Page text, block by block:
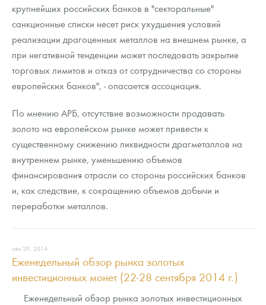
крупнейших российских банков в "секторальные"
санкционные списки несет риск ухудшения условий
реализации драгоценных металлов на внешнем рынке, а
при негативной тенденции может последовать закрытие
торговых лимитов и отказ от сотрудничества со стороны
европейских банков", - опасается ассоциация.
По мнению АРБ, отсутствие возможности продавать
золото на европейском рынке может привести к
существенному снижению ликвидности драгметаллов на
внутреннем рынке, уменьшению объемов
финансирования отрасли со стороны российских банков
и, как следствие, к сокращению объемов добычи и
переработки металлов.
сен 29, 2014
Еженедельный обзор рынка золотых
инвестиционных монет (22-28 сентября 2014 г.)
Еженедельный обзор рынка золотых инвестиционных